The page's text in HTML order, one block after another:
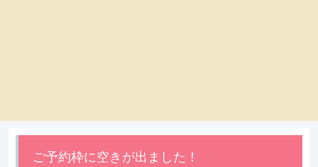
ご予約枠に空きが出ました！